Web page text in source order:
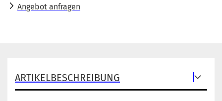
Angebot anfragen
ARTIKELBESCHREIBUNG